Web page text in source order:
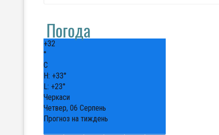
Погода
+32
°
C
H: +33°
L: +23°
Черкаси
Четвер, 06 Серпень
Прогноз на тиждень